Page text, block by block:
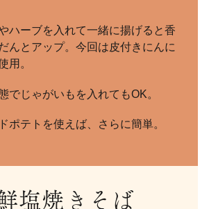
ハーブを入れて一緒に揚げると香
んとアップ。今回は皮付きにんに
用。
でじゃがいもを入れてもOK。
ポテトを使えば、さらに簡単。
塩焼きそば